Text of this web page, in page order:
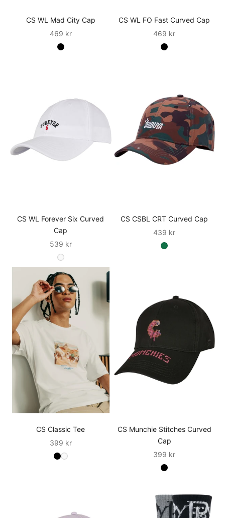
CS WL Mad City Cap
Sale
469 kr
CS WL FO Fast Curved Cap
Sale
469 kr
CS WL Forever Six Curved
Cap
Sale
539 kr
CS CSBL CRT Curved Cap
Sale
439 kr
CS Classic Tee
Sale
399 kr
CS Munchie Stitches Curved
Cap
Sale
399 kr